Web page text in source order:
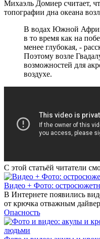
Михаэль Домиер считает,
топографии дна океана
В водах Южной
в то время как на
менее глубокая, -
Поэтому возле
возможностей для
воздухе.
С этой статьёй читатели
Видео + Фото:
В Интернете появились
от крючка отважным
Опасность